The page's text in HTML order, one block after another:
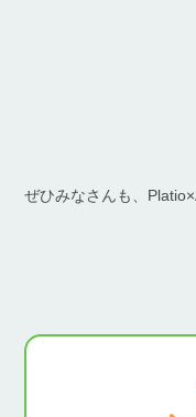
ぜひみなさんも、